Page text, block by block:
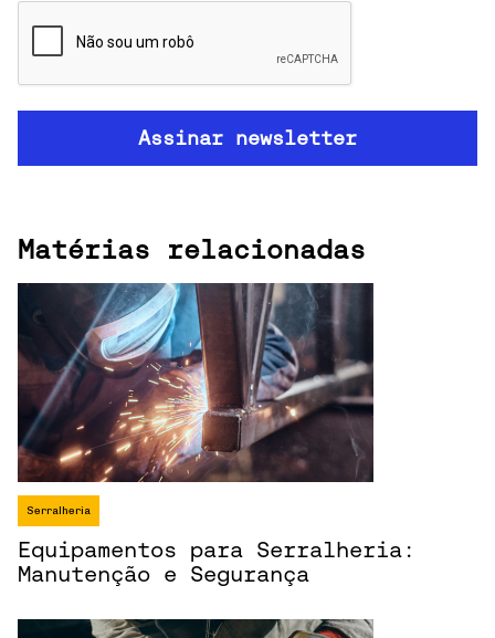
Matérias relacionadas
Serralheria
Equipamentos para Serralheria:
Manutenção e Segurança